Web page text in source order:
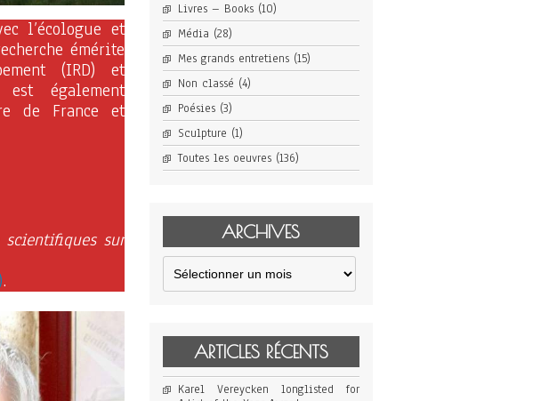
l’écologue et
émérite
(IRD) et
également
de France et
sur
.
Livres – Books(10)
Média (28)
Mes grands entretiens(15)
Non classé (4)
Poésies(3)
Sculpture (1)
Toutes les oeuvres(136)
ARCHIVES
Archives
ARTICLES RÉCENTS
Karel Vereycken longlisted for